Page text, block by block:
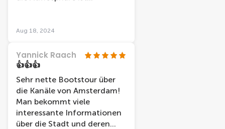
Aug 18, 2024
Yannick Raach
👍👍👍
Sehr nette Bootstour über
die Kanäle von Amsterdam!
Man bekommt viele
interessante Informationen
über die Stadt und deren